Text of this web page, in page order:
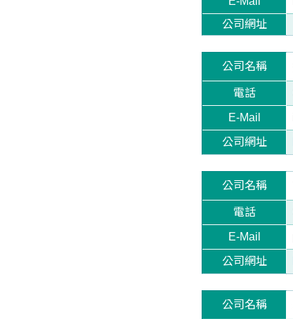
公司網址
公司名稱
電話
E-Mail
公司網址
公司名稱
電話
E-Mail
公司網址
公司名稱